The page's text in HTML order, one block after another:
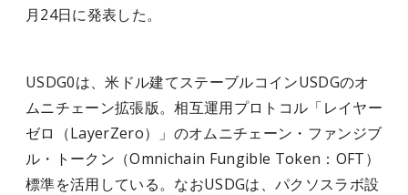
月24日に発表した。
USDG0は、米ドル建てステーブルコインUSDGのオ
ムニチェーン拡張版。相互運用プロトコル「レイヤー
ゼロ（LayerZero）」のオムニチェーン・ファンジブ
ル・トークン（Omnichain Fungible Token：OFT）
標準を活用している。なおUSDGは、パクソスラボ設